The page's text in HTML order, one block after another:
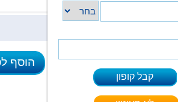
הוסף